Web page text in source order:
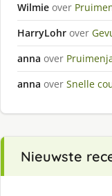
Wilmie over
HarryLohr over
anna over
anna over Snelle
Nieuwste